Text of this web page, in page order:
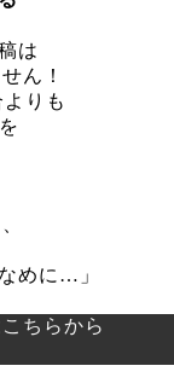
は
ん！
りも
めに…」
ちらから